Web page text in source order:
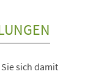
sich damit